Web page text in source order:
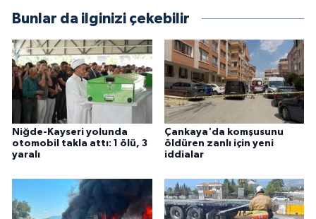
Bunlar da ilginizi çekebilir
Niğde-Kayseri yolunda
otomobil takla attı: 1 ölü, 3
yaralı
Çankaya'da komşusunu
öldüren zanlı için yeni
iddialar